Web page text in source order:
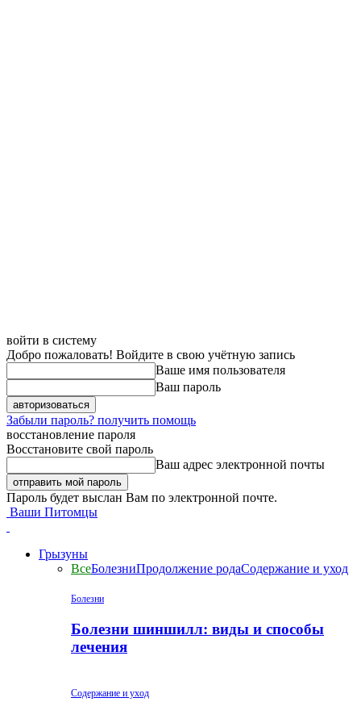
войти в систему
Добро пожаловать! Войдите в свою учётную запись
Ваше имя пользователя
Ваш пароль
Забыли пароль? получить помощь
восстановление пароля
Восстановите свой пароль
Ваш адрес электронной почты
Пароль будет выслан Вам по электронной почте.
Ваши Питомцы
Грызуны
ВсеБолезниПродолжение родаСодержание и уход
Болезни
Болезни шиншилл: виды и способы
лечения
Содержание и уход